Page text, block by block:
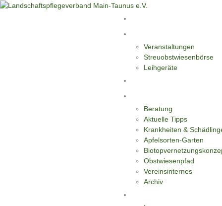
Veranstaltungen
Streuobstwiesenbörse
Leihgeräte
Beratung
Aktuelle Tipps
Krankheiten &
Apfelsorten-Garten
Obstwiesenpfad
Vereinsinternes
Archiv